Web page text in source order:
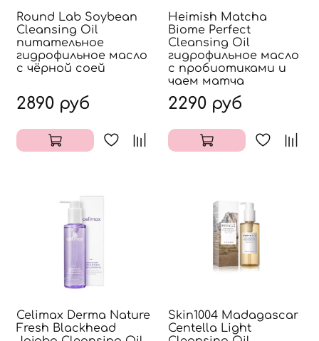
Round Lab Soybean
Cleansing Oil
питательное
гидрофильное масло
с чёрной соей
2890 руб
Heimish Matcha
Biome Perfect
Cleansing Oil
гидрофильное масло
с пробиотиками и
чаем матча
2290 руб
Celimax Derma Nature
Fresh Blackhead
Skin1004 Madagascar
Centella Light